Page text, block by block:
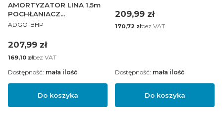
AMORTYZATOR LINA 1,5m
POCHŁANIACZ
KARABIŃCZYK
PRODUCENT
ADGO-BHP
Cena
207,99 zł
Cena
169,10 złbez VAT
Do koszyka
Dostępność: mała ilość
Cena
209,99 zł
Cena
170,72 złbez VAT
Do koszyka
Dostępność: mała ilość